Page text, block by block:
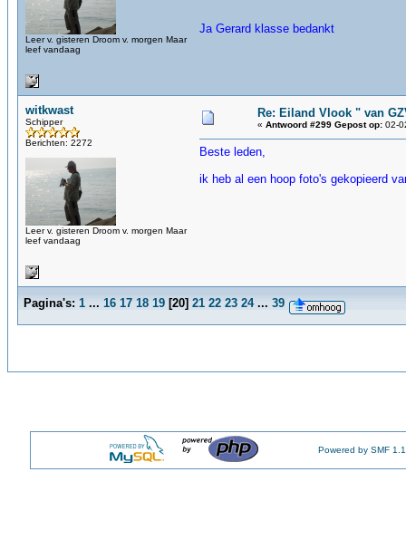
Leer v. gisteren Droom v. morgen Maar
leef vandaag
Ja Gerard klasse bedankt
witkwast
Schipper
Berichten: 2272
Leer v. gisteren Droom v. morgen Maar
leef vandaag
Re: Eiland Vlook " van
« Antwoord #299 Gepost op: 02-
Beste leden,
ik heb al een hoop foto's gekopieerd
Pagina's: 1 ... 16 17 18 19 [20] 21 22 23 24 ... 39
Powered by SMF